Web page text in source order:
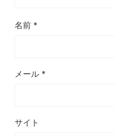
名前 *
メール *
サイト